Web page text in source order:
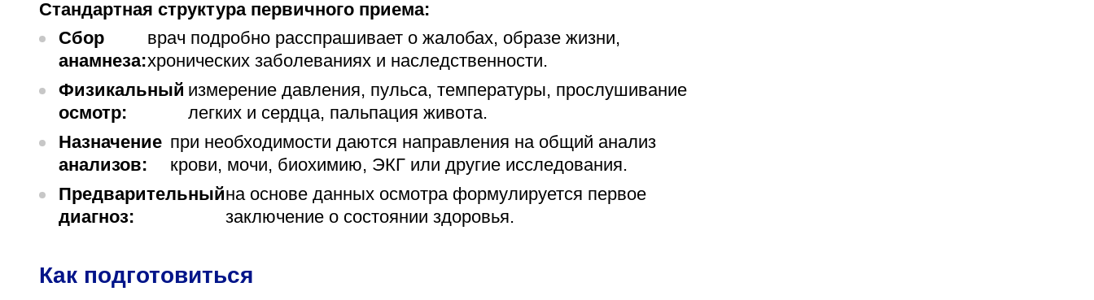
Стандартная структура первичного приема:
Сбор
анамнеза:
врач подробно расспрашивает о жалобах, образе жизни,
хронических заболеваниях и наследственности.
Физикальный
осмотр:
измерение давления, пульса, температуры, прослушивание
легких и сердца, пальпация живота.
Назначение
анализов:
при необходимости даются направления на общий анализ
крови, мочи, биохимию, ЭКГ или другие исследования.
Предварительный
диагноз:
на основе данных осмотра формулируется первое
заключение о состоянии здоровья.
Как подготовиться